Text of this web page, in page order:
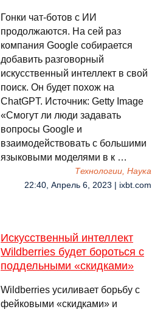
Гонки чат-ботов с ИИ
продолжаются. На сей раз
компания Google собирается
добавить разговорный
искусственный интеллект в свой
поиск. Он будет похож на
ChatGPT. Источник: Getty Image
«Смогут ли люди задавать
вопросы Google и
взаимодействовать с большими
языковыми моделями в к …
Технологии, Наука
22:40, Апрель 6, 2023 | ixbt.com
Искусственный интеллект
Wildberries будет бороться с
поддельными «скидками»
Wildberries усиливает борьбу с
фейковыми «скидками» и